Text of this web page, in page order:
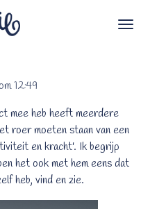
12:49
mee heb heeft meerdere
roer moeten staan van een
en kracht'. Ik begrijp
het ook met hem eens dat
heb, vind en zie.